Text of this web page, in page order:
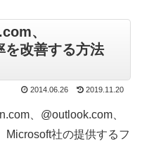
、
改善する方法
2014.06.26 2019.11.20
、@outlook.com、
Microsoft社の提供するフ